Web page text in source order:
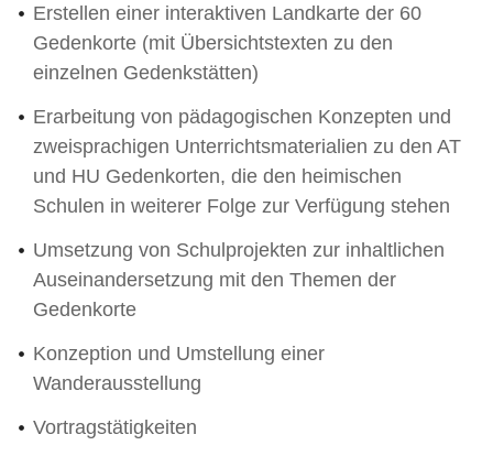
Erstellen einer interaktiven Landkarte der 60
Gedenkorte (mit Übersichtstexten zu den
einzelnen Gedenkstätten)
Erarbeitung von pädagogischen Konzepten und
zweisprachigen Unterrichtsmaterialien zu den AT
und HU Gedenkorten, die den heimischen
Schulen in weiterer Folge zur Verfügung stehen
Umsetzung von Schulprojekten zur inhaltlichen
Auseinandersetzung mit den Themen der
Gedenkorte
Konzeption und Umstellung einer
Wanderausstellung
Vortragstätigkeiten